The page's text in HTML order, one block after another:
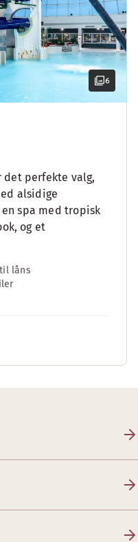
6
perfekte valg,
alsidige
spa med tropisk
og et
låns